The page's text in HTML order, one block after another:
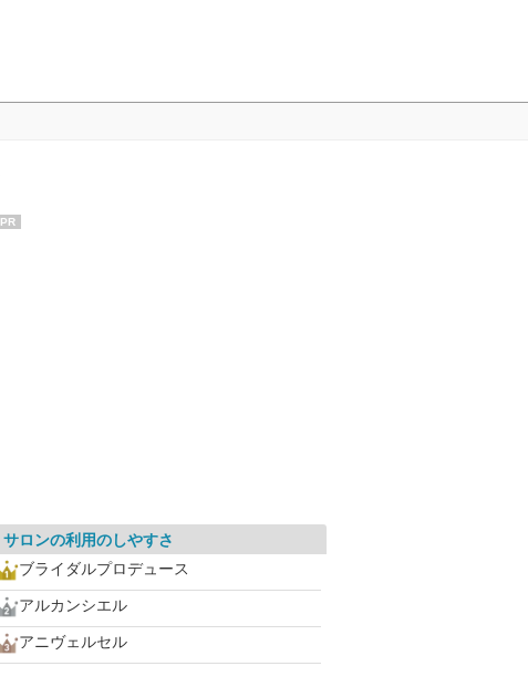
PR
サロンの利用のしやすさ
ブライダルプロデュース
アルカンシエル
アニヴェルセル